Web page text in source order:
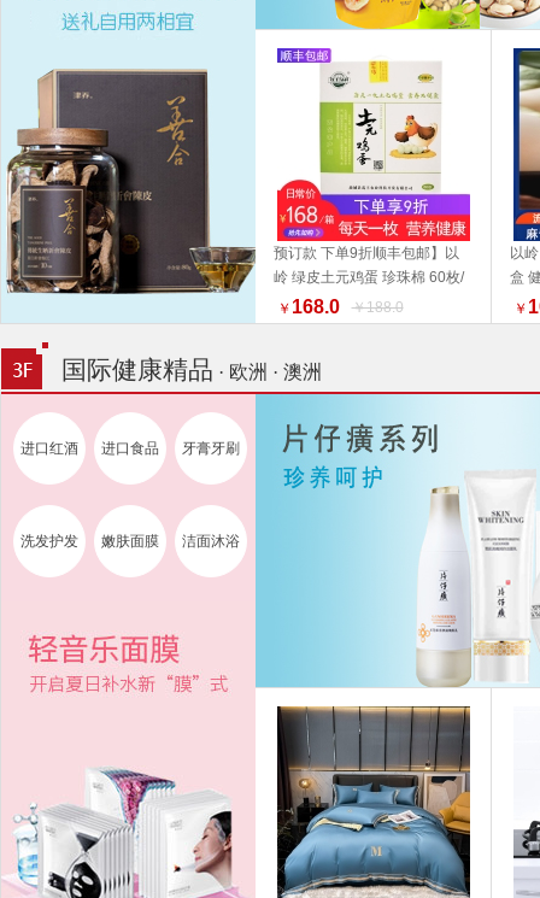
预订款 下单9折顺丰包邮】以
岭 绿皮土元鸡蛋 珍珠棉 60枚/
箱【收到货之后尽快至冰箱贮
存】福利组合 好物推荐礼盒推
￥ 168.0 ￥188.0
以
盒
好
￥
国际健康精品 · 欧洲 · 澳洲
进口红酒 进口食品 牙膏牙刷
洗发护发 嫩肤面膜 洁面沐浴